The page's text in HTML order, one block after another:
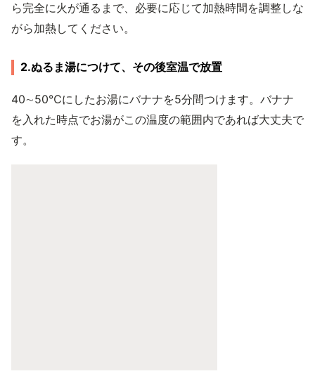
ら完全に火が通るまで、必要に応じて加熱時間を調整しな
がら加熱してください。
2.ぬるま湯につけて、その後室温で放置
40∼50℃にしたお湯にバナナを5分間つけます。バナナ
を入れた時点でお湯がこの温度の範囲内であれば大丈夫で
す。